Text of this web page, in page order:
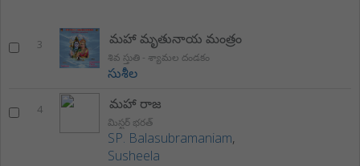
3 మహా మృతునాయ మంత్రం
శివ స్తుతి - శ్యామల దండకం
సుశీల
4 మహా రాజ
మిస్టర్ భరత్
SP. Balasubramaniam,
Susheela